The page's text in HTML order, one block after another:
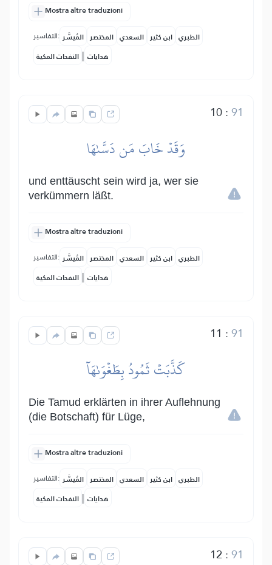
Mostra altre traduzioni
التفاسير: المُيسَّر المختصر السعدي ابن كثير الطبري
النفحات المكية | هدايات
10:91
وَقَدۡ خَابَ مَن دَسَّىٰهَا
und enttäuscht sein wird ja, wer sie
verkümmern läßt.
Mostra altre traduzioni
التفاسير: المُيسَّر المختصر السعدي ابن كثير الطبري
النفحات المكية | هدايات
11 :91
كَذَّبَتۡ ثَمُودُ بِطَغۡوَىٰهَآ
Die Tamud erklärten in ihrer Auflehnung
(die Botschaft) für Lüge,
Mostra altre traduzioni
التفاسير: المُيسَّر المختصر السعدي ابن كثير الطبري
النفحات المكية | هدايات
12 :91